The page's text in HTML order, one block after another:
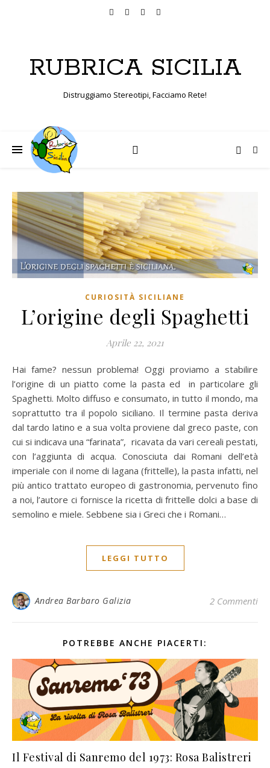
RUBRICA SICILIA
Distruggiamo Stereotipi, Facciamo Rete!
CURIOSITÀ SICILIANE
L’origine degli Spaghetti
Aprile 22, 2021
Hai fame? nessun problema! Oggi proviamo a stabilire
l’origine di un piatto come la pasta ed in particolare gli
Spaghetti. Molto diffuso e consumato, in tutto il mondo, ma
soprattutto tra il popolo siciliano. Il termine pasta deriva
dal tardo latino e a sua volta proviene dal greco paste, con
cui si indicava una “farinata”, ricavata da vari cereali pestati,
con l’aggiunta di acqua. Conosciuta dai Romani dell’età
imperiale con il nome di lagana (frittelle), la pasta infatti, nel
più antico trattato europeo di gastronomia, pervenuto fino
a noi, l’autore ci fornisce la ricetta di frittelle dolci a base di
semolino e miele. Sebbene sia i Greci che i Romani…
LEGGI TUTTO
Andrea Barbaro Galizia 2 Commenti
POTREBBE ANCHE PIACERTI:
Il Festival di Sanremo del 1973: Rosa Balistreri